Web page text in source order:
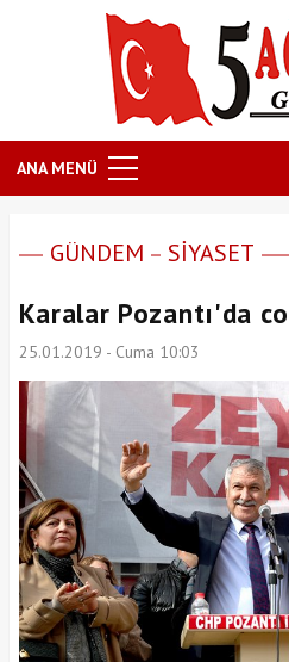
ANA MENÜ
GÜNDEM SİYASET
Karalar Pozantı'da
25.01.2019 - Cuma 10:03